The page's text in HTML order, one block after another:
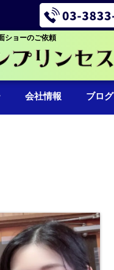
ショーのご依頼
会社情報 ブログ